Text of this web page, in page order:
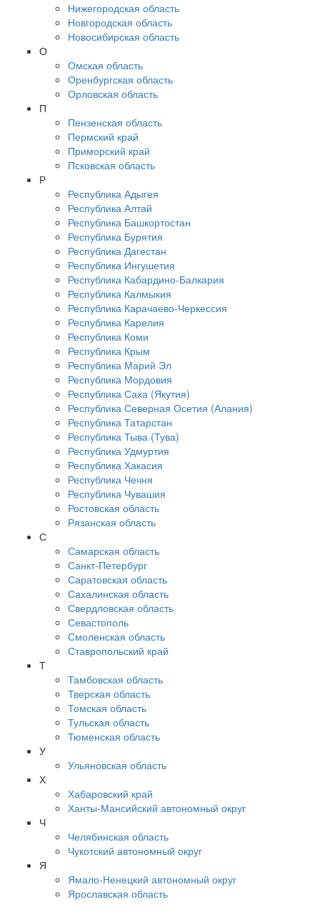
Нижегородская область
Новгородская область
Новосибирская область
О
Омская область
Оренбургская область
Орловская область
П
Пензенская область
Пермский край
Приморский край
Псковская область
Р
Республика Адыгея
Республика Алтай
Республика Башкортостан
Республика Бурятия
Республика Дагестан
Республика Ингушетия
Республика Кабардино-Балкария
Республика Калмыкия
Республика Карачаево-Черкессия
Республика Карелия
Республика Коми
Республика Крым
Республика Марий Эл
Республика Мордовия
Республика Саха (Якутия)
Республика Северная Осетия (Алания)
Республика Татарстан
Республика Тыва (Тува)
Республика Удмуртия
Республика Хакасия
Республика Чечня
Республика Чувашия
Ростовская область
Рязанская область
С
Самарская область
Санкт-Петербург
Саратовская область
Сахалинская область
Свердловская область
Севастополь
Смоленская область
Ставропольский край
Т
Тамбовская область
Тверская область
Томская область
Тульская область
Тюменская область
У
Ульяновская область
Х
Хабаровский край
Ханты-Мансийский автономный округ
Ч
Челябинская область
Чукотский автономный округ
Я
Ямало-Ненецкий автономный округ
Ярославская область